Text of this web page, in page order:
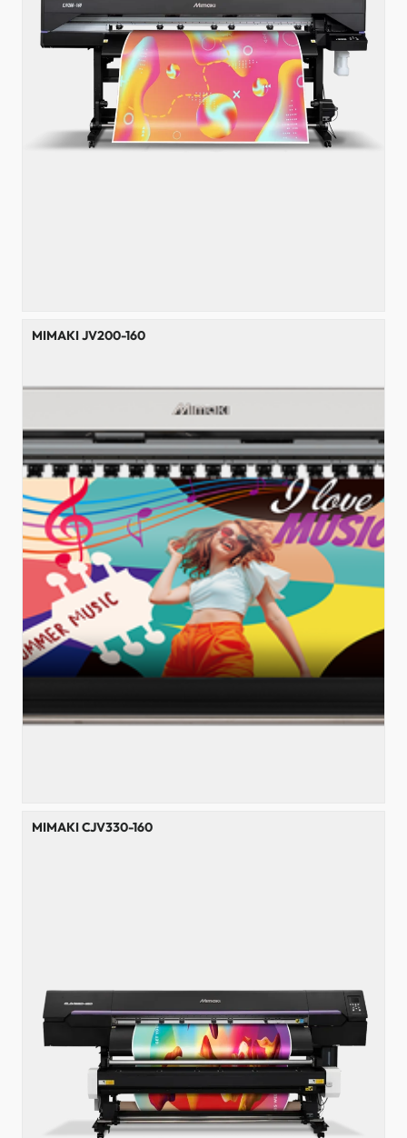
MIMAKI JV200-160
MIMAKI CJV330-160